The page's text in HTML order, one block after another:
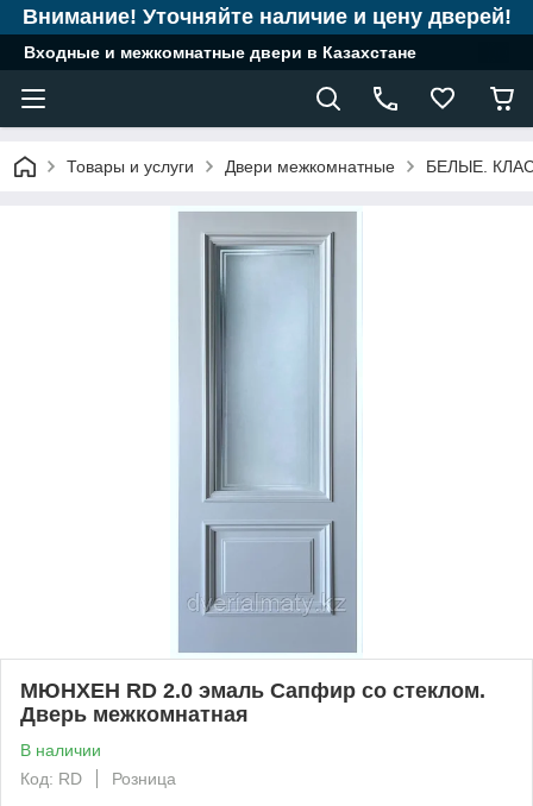
Внимание! Уточняйте наличие и цену дверей!
Входные и межкомнатные двери в Казахстане
Товары и услуги Двери межкомнатные БЕЛЫЕ.
МЮНХЕН RD 2.0 эмаль Сапфир со стеклом.
Дверь межкомнатная
В наличии
Код: RD
Розница